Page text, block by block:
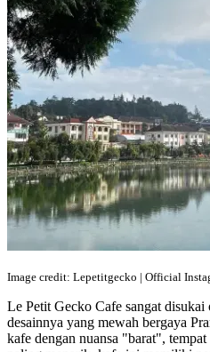
Image credit: Lepetitgecko | Official
Le Petit Gecko Cafe sangat disukai
desainnya yang mewah bergaya
kafe dengan nuansa "barat",